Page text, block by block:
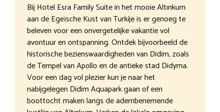
Bij Hotel Esra Family Suite in het mooie Altınkum
aan de Egeïsche Kust van Turkije is er genoeg te
beleven voor een onvergetelijke vakantie vol
avontuur en ontspanning. Ontdek bijvoorbeeld de
historische bezienswaardigheden van Didim, zoals
de Tempel van Apollo en de antieke stad Didyma.
Voor een dag vol plezier kun je naar het
nabijgelegen Didim Aquapark gaan of een
boottocht maken langs de adembenemende